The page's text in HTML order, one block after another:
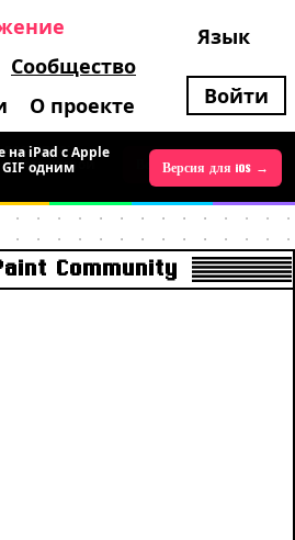
Сообщество
О проекте
Язык
Войти
живой
Версия для Android →
на iPad с Apple
GIF одним
Версия для iOS →
Community